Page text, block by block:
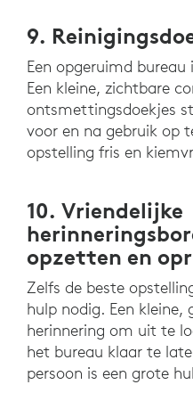
9.
Een opgeruimd bureau
Een kleine, zichtbare
ontsmettingsdoekjes
voor en na gebruik op
opstelling fris en
10. Vriendelijke
opzetten en
Zelfs de beste
hulp nodig. Een kleine,
herinnering om uit te
het bureau klaar te
persoon is een grote